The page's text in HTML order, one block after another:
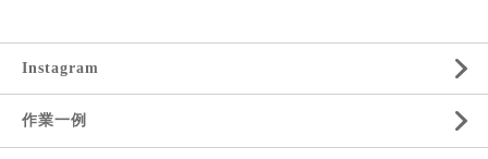
Instagram
作業一例